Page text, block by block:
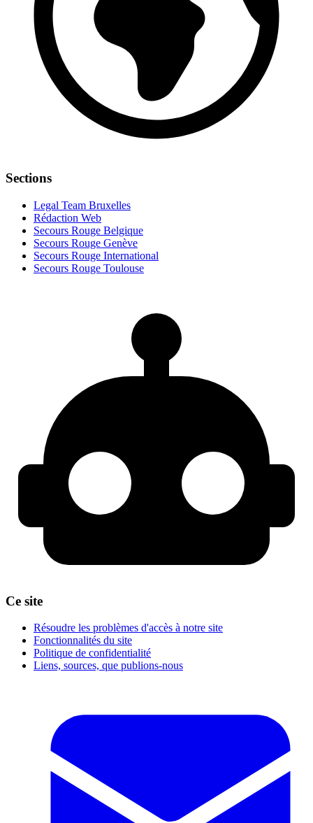
Sections
Legal Team Bruxelles
Rédaction Web
Secours Rouge Belgique
Secours Rouge Genève
Secours Rouge International
Secours Rouge Toulouse
Ce site
Résoudre les problèmes d'accès à notre site
Fonctionnalités du site
Politique de confidentialité
Liens, sources, que publions-nous